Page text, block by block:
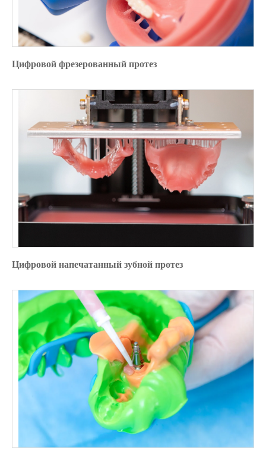
Цифровой фрезерованный протез
Цифровой напечатанный зубной протез